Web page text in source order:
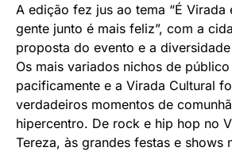
A edição fez jus ao tema “É Virada
gente junto é mais feliz”, com a
proposta do evento e a
Os mais variados nichos de
pacificamente e a Virada Cultural
verdadeiros momentos de
hipercentro. De rock e hip hop no
Tereza, às grandes festas e shows